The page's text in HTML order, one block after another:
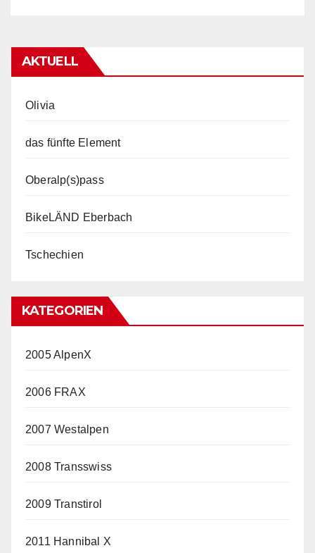
AKTUELL
Olivia
das fünfte Element
Oberalp(s)pass
BikeLÄND Eberbach
Tschechien
KATEGORIEN
2005 AlpenX
2006 FRAX
2007 Westalpen
2008 Transswiss
2009 Transtirol
2011 Hannibal X